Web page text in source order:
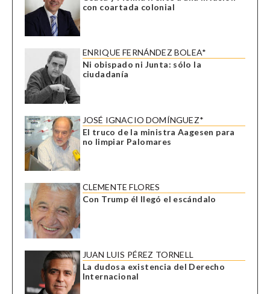
con coartada colonial
ENRIQUE FERNÁNDEZ BOLEA*
Ni obispado ni Junta: sólo la
ciudadanía
JOSÉ IGNACIO DOMÍNGUEZ*
El truco de la ministra Aagesen para
no limpiar Palomares
CLEMENTE FLORES
Con Trump él llegó el escándalo
JUAN LUIS PÉREZ TORNELL
La dudosa existencia del Derecho
Internacional